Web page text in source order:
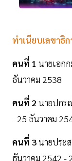
ทำเนียบเลขาธิ
คนที่ 1 นายเอก
ธันวาคม 2538
คนที่ 2 นายปกร
- 25 ธันวาคม
คนที่ 3นายประ
ธันวาคม 2542 -